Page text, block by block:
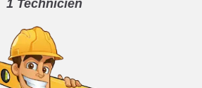
1 Technicien